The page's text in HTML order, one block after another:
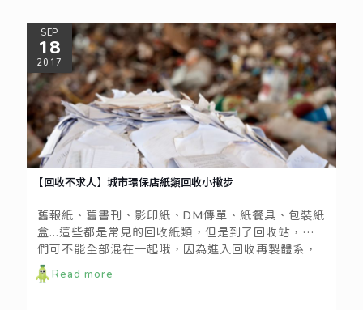
SEP
18
2017
【回收不求人】城市環保店紙類回收小撇步
舊報紙、舊書刊、影印紙、DM傳單、紙餐具、包裝紙
盒...這些都是常見的回收紙類，但是到了回收站，他
們可不能全部混在一起哦，因為進入回收再製體系，
他們各有不同的回收處理路徑，為了讓環保更有效
率，請務必先自行分類收納。
Read more